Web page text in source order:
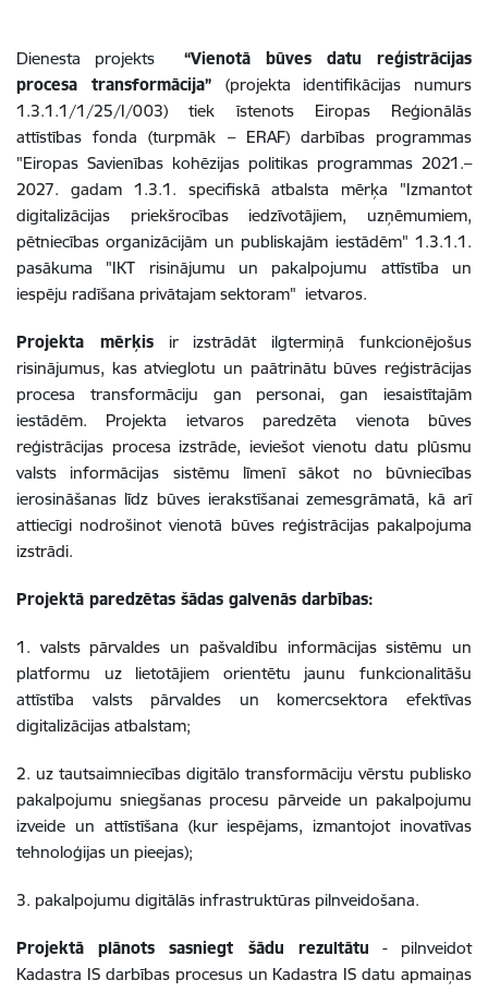
Dienesta projekts “Vienotā būves datu reģistrācijas
procesa transformācija” (projekta identifikācijas numurs
1.3.1.1/1/25/I/003) tiek īstenots Eiropas Reģionālās
attīstības fonda (turpmāk – ERAF) darbības programmas
"Eiropas Savienības kohēzijas politikas programmas 2021.–
2027. gadam 1.3.1. specifiskā atbalsta mērķa "Izmantot
digitalizācijas priekšrocības iedzīvotājiem, uzņēmumiem,
pētniecības organizācijām un publiskajām iestādēm" 1.3.1.1.
pasākuma "IKT risinājumu un pakalpojumu attīstība un
iespēju radīšana privātajam sektoram" ietvaros.
Projekta mērķisir izstrādāt ilgtermiņā funkcionējošus
risinājumus, kas atvieglotu un paātrinātu būves reģistrācijas
procesa transformāciju gan personai, gan iesaistītajām
iestādēm. Projekta ietvaros paredzēta vienota būves
reģistrācijas procesa izstrāde, ieviešot vienotu datu plūsmu
valsts informācijas sistēmu līmenī sākot no būvniecības
ierosināšanas līdz būves ierakstīšanai zemesgrāmatā, kā arī
attiecīgi nodrošinot vienotā būves reģistrācijas pakalpojuma
izstrādi.
Projektā paredzētas šādas galvenās darbības:
1. valsts pārvaldes un pašvaldību informācijas sistēmu un
platformu uz lietotājiem orientētu jaunu funkcionalitāšu
attīstība valsts pārvaldes un komercsektora efektīvas
digitalizācijas atbalstam;
2. uz tautsaimniecības digitālo transformāciju vērstu publisko
pakalpojumu sniegšanas procesu pārveide un pakalpojumu
izveide un attīstīšana (kur iespējams, izmantojot inovatīvas
tehnoloģijas un pieejas);
3. pakalpojumu digitālās infrastruktūras pilnveidošana.
Projektā plānots sasniegt šādu rezultātu - pilnveidot
Kadastra IS darbības procesus un Kadastra IS datu apmaiņas